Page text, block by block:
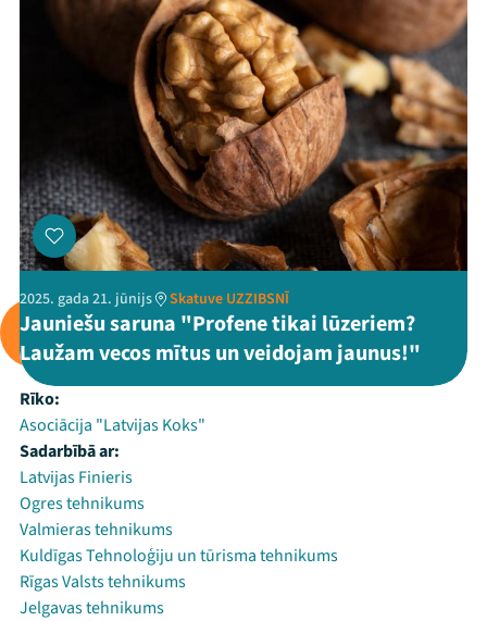
2025. gada 21. jūnijs Skatuve UZZIBSNĪ
Jauniešu saruna "Profene tikai lūzeriem?
Laužam vecos mītus un veidojam jaunus!"
Rīko:
Asociācija "Latvijas Koks"
Sadarbībā ar:
Latvijas Finieris
Ogres tehnikums
Valmieras tehnikums
Kuldīgas Tehnoloģiju un tūrisma tehnikums
Rīgas Valsts tehnikums
Jelgavas tehnikums